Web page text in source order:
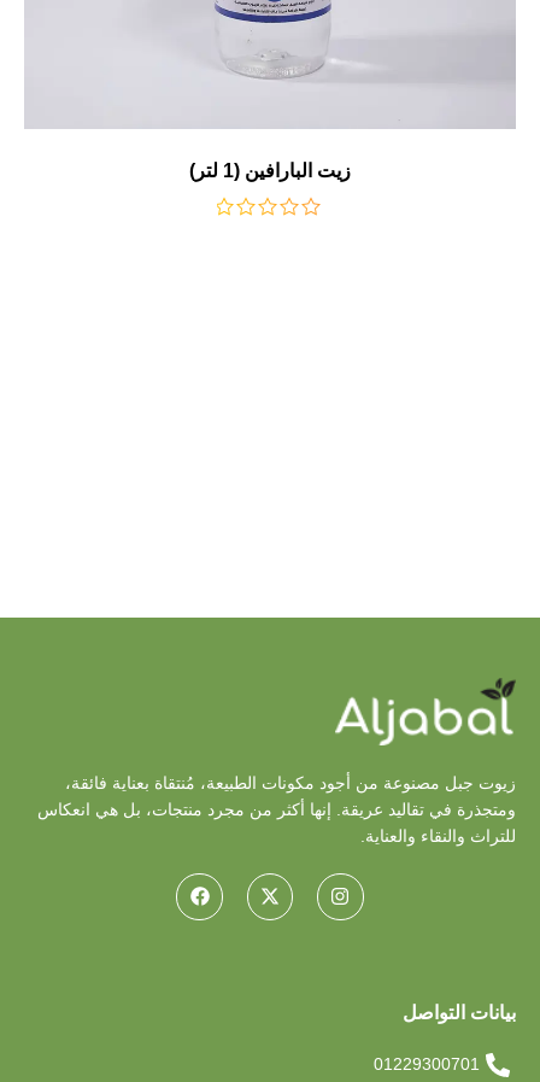
زيت البارافين (1 لتر)
زيوت جبل مصنوعة من أجود مكونات الطبيعة، مُنتقاة بعناية فائقة،
ومتجذرة في تقاليد عريقة. إنها أكثر من مجرد منتجات، بل هي انعكاس
للتراث والنقاء والعناية.
بيانات التواصل
01229300701